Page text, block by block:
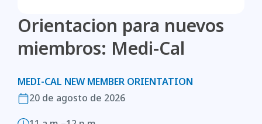
Orientacion para nuevos
miembros: Medi-Cal
MEDI-CAL NEW MEMBER ORIENTATION
20 de agosto de 2026